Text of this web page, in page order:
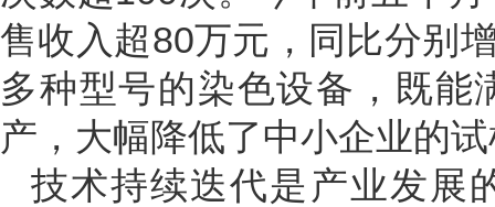
售收入超80万元，同比分别
多种型号的染色设备，既能
产，大幅降低了中小企业的
技术持续迭代是产业发展